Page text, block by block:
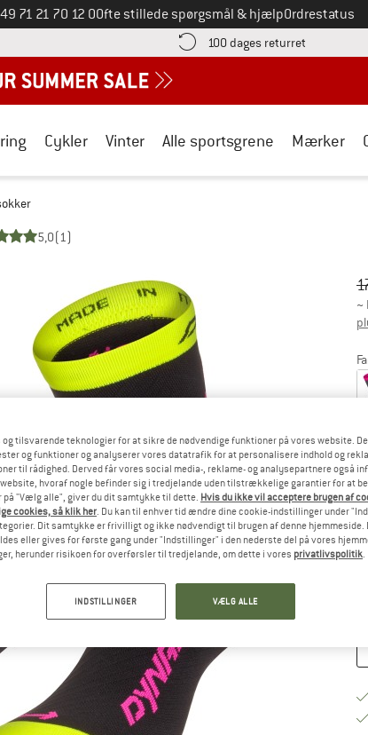
til os på
71 21 70 12 0Ofte stillede spørgsmål & hjælpOrdrestatus
betalingsoplysningerne her! Åbnes i en infoboks
100 dages returret Gå til
Cykler Vinter Alle sportsgrene Mærker
5,0(1)
~
og tilsvarende teknologier for at sikre de nødvendige funktioner på vores website.
og funktioner og analyserer vores datatrafik for at personalisere indhold og
til rådighed. Derved får vores social media-, reklame- og analysepartnere også
hvoraf nogle befinder sig i tredjelande uden tilstrækkelige garantier for at
på "Vælg alle", giver du dit samtykke til dette. Hvis du ikke vil acceptere brugen af
cookies, så klik her. Du kan til enhver tid ændre dine cookie-indstillinger under
Dit samtykke er frivilligt og ikke nødvendigt til brugen af denne hjemmeside.
eller gives for første gang under "Indstillinger" i den nederste del på vores
herunder risikoen for overførsler til tredjelande, om dette i vores privatlivspolitik.
INDSTILLINGER VÆLG ALLE